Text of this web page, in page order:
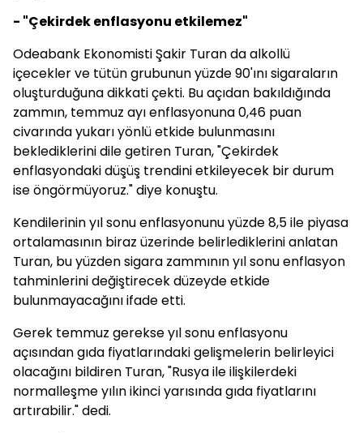
- "Çekirdek enflasyonu etkilemez"
Odeabank Ekonomisti Şakir Turan da alkollü
içecekler ve tütün grubunun yüzde 90'ını sigaraların
oluşturduğuna dikkati çekti. Bu açıdan bakıldığında
zammın, temmuz ayı enflasyonuna 0,46 puan
civarında yukarı yönlü etkide bulunmasını
beklediklerini dile getiren Turan, "Çekirdek
enflasyondaki düşüş trendini etkileyecek bir durum
ise öngörmüyoruz." diye konuştu.
Kendilerinin yıl sonu enflasyonunu yüzde 8,5 ile piyasa
ortalamasının biraz üzerinde belirlediklerini anlatan
Turan, bu yüzden sigara zammının yıl sonu enflasyon
tahminlerini değiştirecek düzeyde etkide
bulunmayacağını ifade etti.
Gerek temmuz gerekse yıl sonu enflasyonu
açısından gıda fiyatlarındaki gelişmelerin belirleyici
olacağını bildiren Turan, "Rusya ile ilişkilerdeki
normalleşme yılın ikinci yarısında gıda fiyatlarını
artırabilir." dedi.